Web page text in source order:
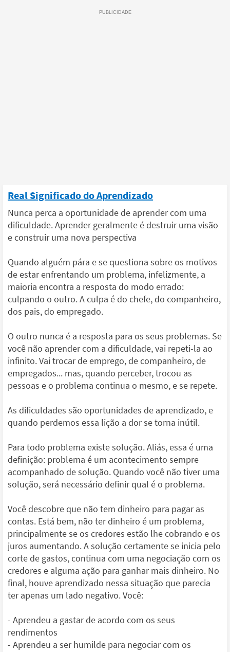
Real Significado do Aprendizado
Nunca perca a oportunidade de aprender com uma
dificuldade. Aprender geralmente é destruir uma visão
e construir uma nova perspectiva
Quando alguém pára e se questiona sobre os motivos
de estar enfrentando um problema, infelizmente, a
maioria encontra a resposta do modo errado:
culpando o outro. A culpa é do chefe, do companheiro,
dos pais, do empregado.
O outro nunca é a resposta para os seus problemas. Se
você não aprender com a dificuldade, vai repeti-la ao
infinito. Vai trocar de emprego, de companheiro, de
empregados... mas, quando perceber, trocou as
pessoas e o problema continua o mesmo, e se repete.
As dificuldades são oportunidades de aprendizado, e
quando perdemos essa lição a dor se torna inútil.
Para todo problema existe solução. Aliás, essa é uma
definição: problema é um acontecimento sempre
acompanhado de solução. Quando você não tiver uma
solução, será necessário definir qual é o problema.
Você descobre que não tem dinheiro para pagar as
contas. Está bem, não ter dinheiro é um problema,
principalmente se os credores estão lhe cobrando e os
juros aumentando. A solução certamente se inicia pelo
corte de gastos, continua com uma negociação com os
credores e alguma ação para ganhar mais dinheiro. No
final, houve aprendizado nessa situação que parecia
ter apenas um lado negativo. Você:
- Aprendeu a gastar de acordo com os seus
rendimentos
- Aprendeu a ser humilde para negociar com os